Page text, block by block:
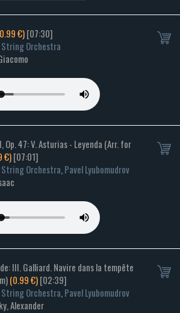
€)[07:30]
Orchestra
Op. 47: V. Asturias - Leyenda (Arr. for
€)[07:01]
Orchestra,Pavel Lyubomudrov
III. Galliard. Navire dans la tempête
(0.99 €)[02:39]
Orchestra,Pavel Lyubomudrov
Alexander